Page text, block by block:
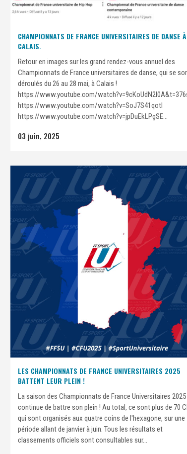
CHAMPIONNATS DE FRANCE UNIVERSITAIRES DE DANSE À
CALAIS.
Retour en images sur les grand rendez-vous annuel des
Championnats de France universitaires de danse, qui se
déroulés du 26 au 28 mai, à Calais !
https://www.youtube.com/
https://www.youtube.com/watch?v=SoJ7S41qotI
https://www.youtube.com/watch?v=jpDuEkLPgSE...
03 juin, 2025
LES CHAMPIONNATS DE FRANCE UNIVERSITAIRES 2025
BATTENT LEUR PLEIN !
La saison des Championnats de France Universitaires 2025
continue de battre son plein ! Au total, ce sont plus de 70
qui sont organisés aux quatre coins de l'hexagone, sur une
période allant de janvier à juin. Tous les résultats et
classements officiels sont consultables sur...